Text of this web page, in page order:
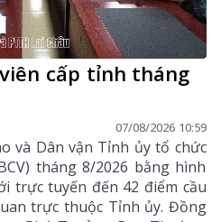
cấp tỉnh tháng
07/08/2026 10:59
và Dân vận Tỉnh ủy tổ chức
tháng 8/2026 bằng hình
trực tuyến đến 42 điểm cầu
trực thuộc Tỉnh ủy. Đồng